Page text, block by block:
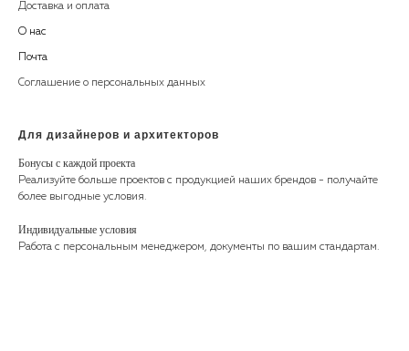
Доставка и оплата
О нас
Почта
Соглашение о персональных данных
Для дизайнеров и архитекторов
Бонусы с каждой проекта
Реализуйте больше проектов с продукцией наших брендов - получайте
более выгодные условия.
Индивидуальные условия
Работа с персональным менеджером, документы по вашим стандартам.